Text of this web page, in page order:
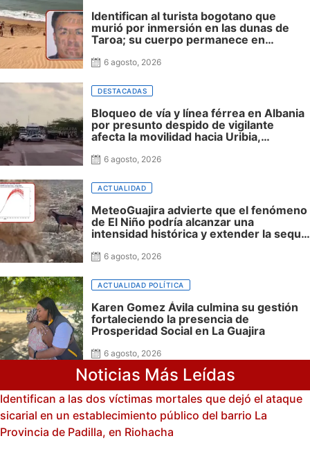
Identifican al turista bogotano que
murió por inmersión en las dunas de
Taroa; su cuerpo permanece en
6 agosto, 2026
DESTACADAS
Bloqueo de vía y línea férrea en Albania
por presunto despido de vigilante
afecta la movilidad hacia Uribia,
6 agosto, 2026
ACTUALIDAD
MeteoGuajira advierte que el fenómeno
de El Niño podría alcanzar una
intensidad histórica y extender la sequía
6 agosto, 2026
ACTUALIDAD POLÍTICA
Karen Gomez Ávila culmina su gestión
fortaleciendo la presencia de
Prosperidad Social en La Guajira
6 agosto, 2026
Noticias Más Leídas
Identifican a las dos víctimas mortales que dejó el ataque
sicarial en un establecimiento público del barrio La
Provincia de Padilla, en Riohacha